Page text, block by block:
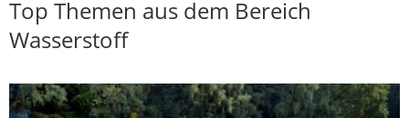
Top Themen aus dem Bereich
Wasserstoff